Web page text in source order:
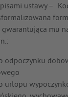
ustawy –
mu
odpoczynku
urlopu